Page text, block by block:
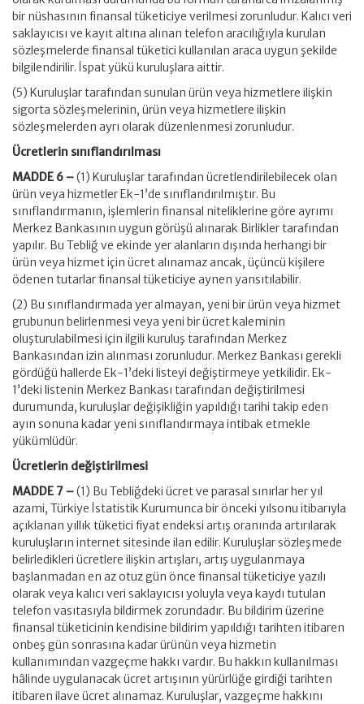
bir nüshasının finansal tüketiciye verilmesi zorunludur. Kalıcı veri
saklayıcısı ve kayıt altına alınan telefon aracılığıyla kurulan
sözleşmelerde finansal tüketici kullanılan araca uygun şekilde
bilgilendirilir. İspat yükü kuruluşlara aittir.
(5) Kuruluşlar tarafından sunulan ürün veya hizmetlere ilişkin
sigorta sözleşmelerinin, ürün veya hizmetlere ilişkin
sözleşmelerden ayrı olarak düzenlenmesi zorunludur.
Ücretlerin sınıflandırılması
MADDE 6 –(1) Kuruluşlar tarafından ücretlendirilebilecek olan
ürün veya hizmetler Ek-1’de sınıflandırılmıştır. Bu
sınıflandırmanın, işlemlerin finansal niteliklerine göre ayrımı
Merkez Bankasının uygun görüşü alınarak Birlikler tarafından
yapılır. Bu Tebliğ ve ekinde yer alanların dışında herhangi bir
ürün veya hizmet için ücret alınamaz ancak, üçüncü kişilere
ödenen tutarlar finansal tüketiciye aynen yansıtılabilir.
(2) Bu sınıflandırmada yer almayan, yeni bir ürün veya hizmet
grubunun belirlenmesi veya yeni bir ücret kaleminin
oluşturulabilmesi için ilgili kuruluş tarafından Merkez
Bankasından izin alınması zorunludur. Merkez Bankası gerekli
gördüğü hallerde Ek-1’deki listeyi değiştirmeye yetkilidir. Ek-
1’deki listenin Merkez Bankası tarafından değiştirilmesi
durumunda, kuruluşlar değişikliğin yapıldığı tarihi takip eden
ayın sonuna kadar yeni sınıflandırmaya intibak etmekle
yükümlüdür.
Ücretlerin değiştirilmesi
MADDE 7 –(1) Bu Tebliğdeki ücret ve parasal sınırlar her yıl
azami, Türkiye İstatistik Kurumunca bir önceki yılsonu itibarıyla
açıklanan yıllık tüketici fiyat endeksi artış oranında artırılarak
kuruluşların internet sitesinde ilan edilir. Kuruluşlar sözleşmede
belirledikleri ücretlere ilişkin artışları, artış uygulanmaya
başlanmadan en az otuz gün önce finansal tüketiciye yazılı
olarak veya kalıcı veri saklayıcısı yoluyla veya kaydı tutulan
telefon vasıtasıyla bildirmek zorundadır. Bu bildirim üzerine
finansal tüketicinin kendisine bildirim yapıldığı tarihten itibaren
onbeş gün sonrasına kadar ürünün veya hizmetin
kullanımından vazgeçme hakkı vardır. Bu hakkın kullanılması
hâlinde uygulanacak ücret artışının yürürlüğe girdiği tarihten
itibaren ilave ücret alınamaz. Kuruluşlar, vazgeçme hakkını